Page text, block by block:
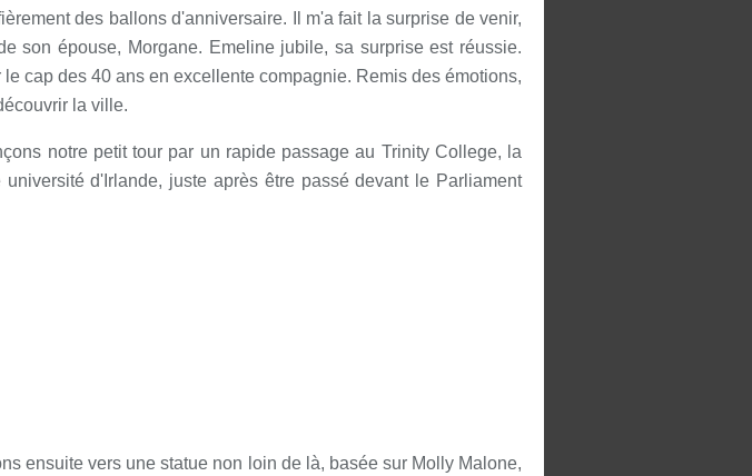
des ballons d'anniversaire. Il m'a fait la surprise de venir,
son épouse, Morgane. Emeline jubile, sa surprise est réussie.
le cap des 40 ans en excellente compagnie. Remis des émotions,
la ville.
notre petit tour par un rapide passage au Trinity College, la
université d'Irlande, juste après être passé devant le Parliament
ensuite vers une statue non loin de là, basée sur Molly Malone,